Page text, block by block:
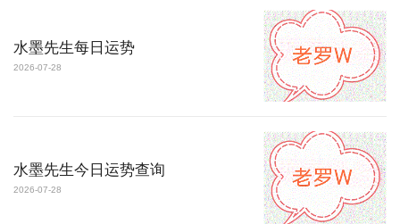
水墨先生每日运势
2026-07-28
水墨先生今日运势查询
2026-07-28